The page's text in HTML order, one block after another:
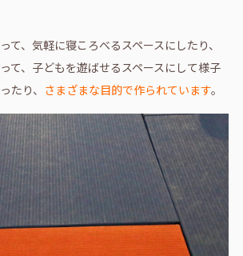
て、気軽に寝ころべるスペースにしたり、
て、子どもを遊ばせるスペースにして様子
たり、 さまざまな目的で作られています。